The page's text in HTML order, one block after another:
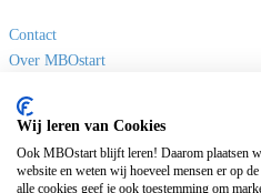
Contact
Over MBOstart
Disclaimer en privacy
MBO links
Wij leren van Cookies
Ook MBOstart blijft leren! Daarom plaatsen
website en weten wij hoeveel mensen er op
alle cookies geef je ook toestemming om